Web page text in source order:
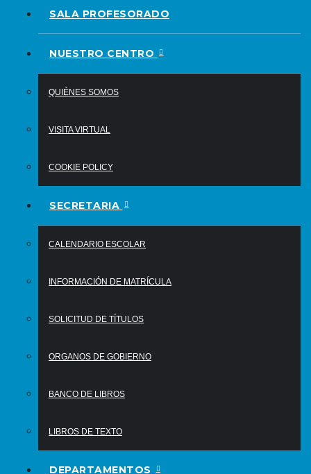
SALA PROFESORADO
NUESTRO CENTRO
QUIÉNES SOMOS
VISITA VIRTUAL
COOKIE POLICY
SECRETARIA
CALENDARIO ESCOLAR
INFORMACIÓN DE MATRÍCULA
SOLICITUD DE TÍTULOS
ORGANOS DE GOBIERNO
BANCO DE LIBROS
LIBROS DE TEXTO
DEPARTAMENTOS